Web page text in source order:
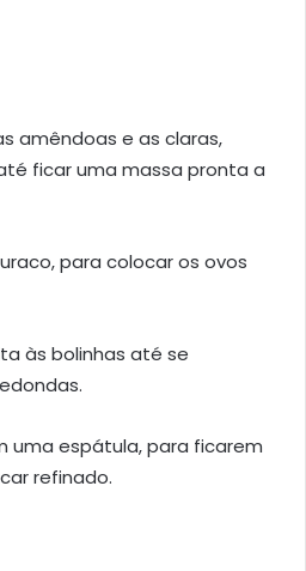
amêndoas e as claras,
ficar uma massa pronta a
para colocar os ovos
às bolinhas até se
uma espátula, para ficarem
refinado.